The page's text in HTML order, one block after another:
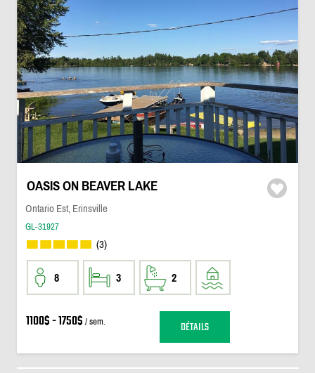
OASIS ON BEAVER LAKE
Ontario Est, Erinsville
GL-31927
(3)
8 3 2
1100$ - 1750$ / sem. DÉTAILS